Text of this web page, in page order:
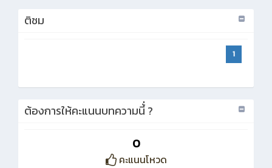
ติชม
1
ต้องการให้คะแนนบทความนี้่ ?
0
คะแนนโหวด